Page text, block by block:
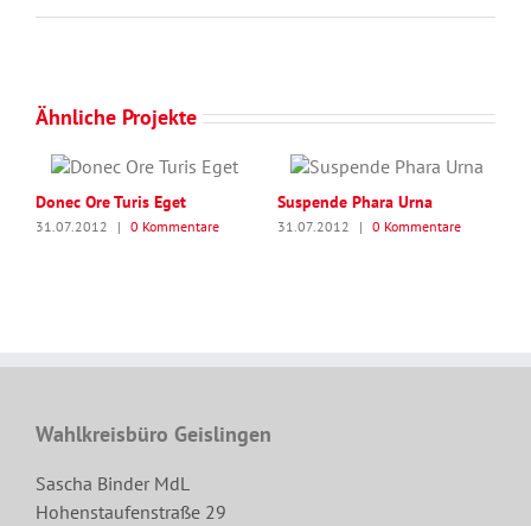
Ähnliche Projekte
Donec Ore Turis Eget
31.07.2012 | 0 Kommentare
Suspende Phara Urna
31.07.2012 | 0 Kommentare
Wahlkreisbüro Geislingen
Sascha Binder MdL
Hohenstaufenstraße 29